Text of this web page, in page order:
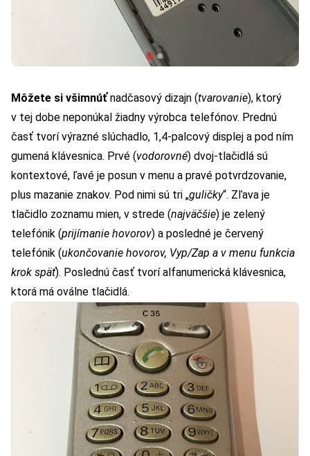
Môžete si všimnúťnadčasový dizajn (tvarovanie), ktorý
v tej dobe neponúkal žiadny výrobca telefónov. Prednú
časť tvorí výrazné slúchadlo, 1,4-palcový displej a pod ním
gumená klávesnica. Prvé (vodorovné) dvoj-tlačidlá sú
kontextové, ľavé je posun v menu a pravé potvrdzovanie,
plus mazanie znakov. Pod nimi sú tri „guličky“. Zľava je
tlačidlo zoznamu mien, v strede (najväčšie) je zelený
telefónik (prijímanie hovorov) a posledné je červený
telefónik (ukončovanie hovorov, Vyp/Zap a v menu funkcia
krok späť). Poslednú časť tvorí alfanumerická klávesnica,
ktorá má oválne tlačidlá.